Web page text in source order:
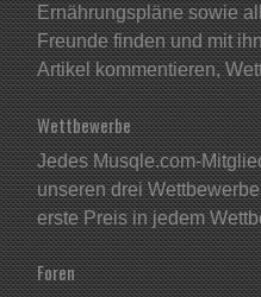
Ernährungspläne sowie
Freunde finden und mit
Artikel kommentieren,
Wettbewerbe
Jedes Musqle.com-
unseren drei
erste Preis in jedem
Foren